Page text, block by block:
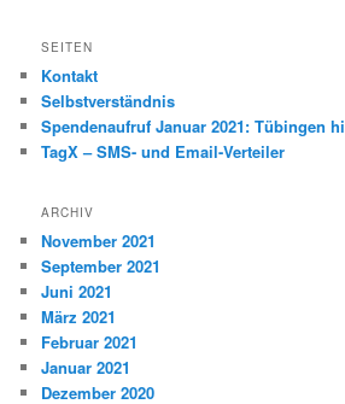
SEITEN
Kontakt
Selbstverständnis
Spendenaufruf Januar 2021: Tübingen
TagX – SMS- und Email-Verteiler
ARCHIV
November 2021
September 2021
Juni 2021
März 2021
Februar 2021
Januar 2021
Dezember 2020